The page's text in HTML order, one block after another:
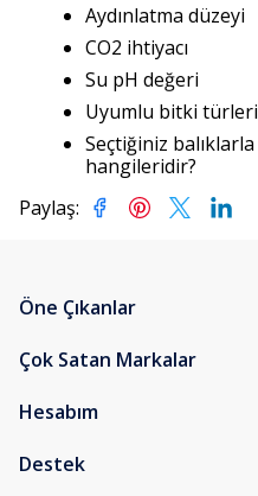
Aydınlatma düzeyi
CO2 ihtiyacı
Su pH değeri
Uyumlu bitki
Seçtiğiniz
hangileridir?
Paylaş:
Öne Çıkanlar
Çok Satan Markalar
Hesabım
Destek